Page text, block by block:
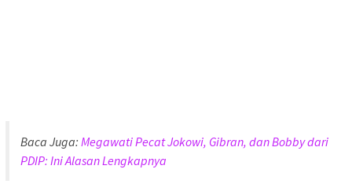
Baca Juga: Megawati Pecat Jokowi, Gibran, dan Bobby dari
PDIP: Ini Alasan Lengkapnya